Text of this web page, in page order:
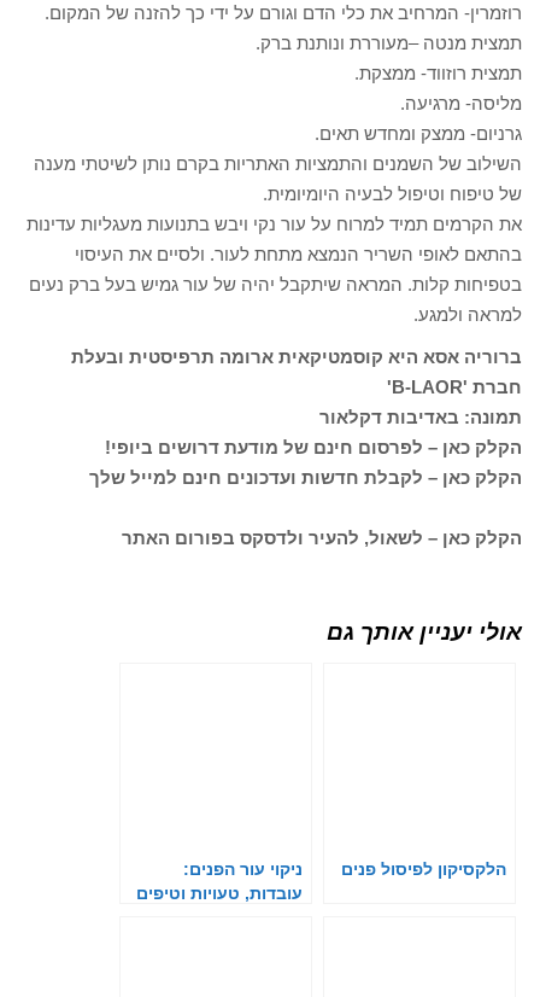
רוזמרין- המרחיב את כלי הדם וגורם על ידי כך להזנה של המקום.
תמצית מנטה –מעוררת ונותנת ברק.
תמצית רוזווד- ממצקת.
מליסה- מרגיעה.
גרניום- ממצק ומחדש תאים.
השילוב של השמנים והתמציות האתריות בקרם נותן לשיטתי מענה
של טיפוח וטיפול לבעיה היומיומית.
את הקרמים תמיד למרוח על עור נקי ויבש בתנועות מעגליות עדינות
בהתאם לאופי השריר הנמצא מתחת לעור. ולסיים את העיסוי
בטפיחות קלות. המראה שיתקבל יהיה של עור גמיש בעל ברק נעים
למראה ולמגע.
ברוריה אסא היא קוסמטיקאית ארומה תרפיסטית ובעלת
חברת 'B-LAOR
'
תמונה: באדיבות דקלאור
הקלק כאן – לפרסום חינם של מודעת דרושים ביופי!
הקלק כאן – לקבלת חדשות ועדכונים חינם למייל שלך
הקלק כאן – לשאול, להעיר ולדסקס בפורום האתר
אולי יעניין אותך גם
הלקסיקון לפיסול פנים
ניקוי עור הפנים:
עובדות, טעויות וטיפים